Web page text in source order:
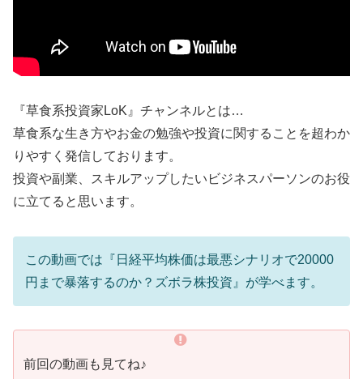
『草食系投資家LoK』チャンネルとは…
草食系な生き方やお金の勉強や投資に関することを超わか
りやすく発信しております。
投資や副業、スキルアップしたいビジネスパーソンのお役
に立てると思います。
この動画では『日経平均株価は最悪シナリオで20000
円まで暴落するのか？ズボラ株投資』が学べます。
前回の動画も見てね♪